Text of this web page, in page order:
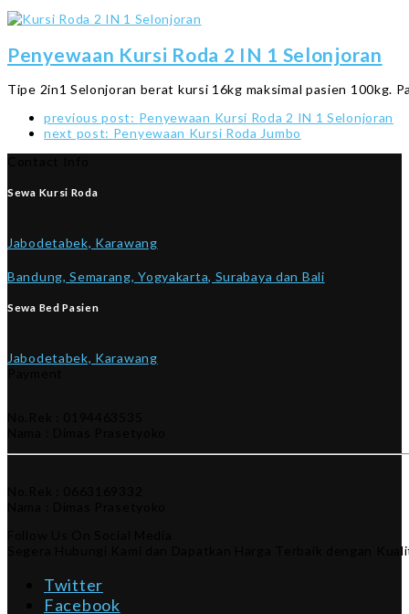
Penyewaan Kursi Roda 2 IN 1 Selonjoran
Tipe 2in1 Selonjoran berat kursi 16kg maksimal pasien 100kg.
previous post: Penyewaan Kursi Roda 2 IN 1 Selonjoran
next post: Penyewaan Kursi Roda Jumbo
Sewa Kursi Roda
Jabodetabek, Karawang
Bandung, Semarang, Yogyakarta, Surabaya dan Bali
Sewa Bed Pasien
Jabodetabek, Karawang
Segera Hubungi Kami dan Dapatkan Harga Terbaik dengan
Twitter
Facebook